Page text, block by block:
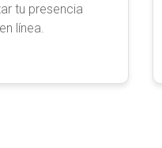
tu presencia
en línea.